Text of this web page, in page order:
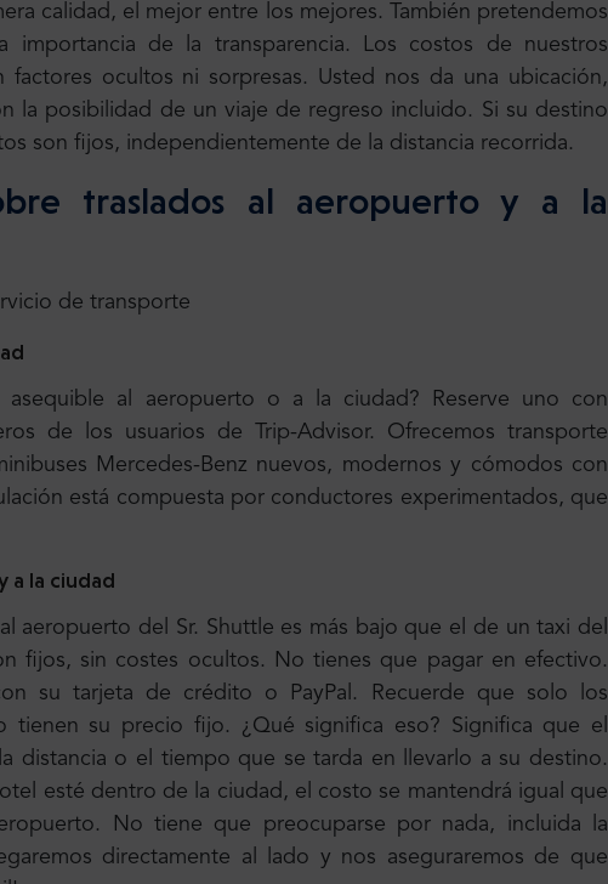
calidad, el mejor entre los mejores. También pretendemos
importancia de la transparencia. Los costos de nuestros
factores ocultos ni sorpresas. Usted nos da una ubicación,
la posibilidad de un viaje de regreso incluido. Si su destino
son fijos, independientemente de la distancia recorrida.
traslados al aeropuerto y a la
de transporte
asequible al aeropuerto o a la ciudad? Reserve uno con
de los usuarios de Trip-Advisor. Ofrecemos transporte
Mercedes-Benz nuevos, modernos y cómodos con
está compuesta por conductores experimentados, que
a la ciudad
aeropuerto del Sr. Shuttle es más bajo que el de un taxi del
fijos, sin costes ocultos. No tienes que pagar en efectivo.
su tarjeta de crédito o PayPal. Recuerde que solo los
tienen su precio fijo. ¿Qué significa eso? Significa que el
distancia o el tiempo que se tarda en llevarlo a su destino.
esté dentro de la ciudad, el costo se mantendrá igual que
No tiene que preocuparse por nada, incluida la
directamente al lado y nos aseguraremos de que